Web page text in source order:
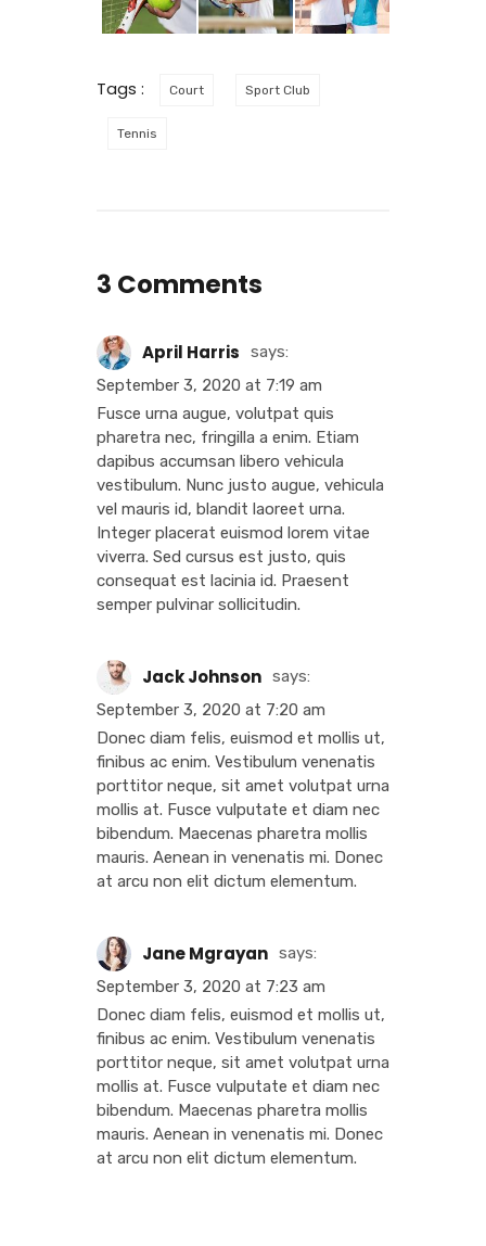
Tags : Court Sport Club
Tennis
3 Comments
April Harris
says:
September 3, 2020 at 7:19 am
Fusce urna augue, volutpat quis
pharetra nec, fringilla a enim. Etiam
dapibus accumsan libero vehicula
vestibulum. Nunc justo augue, vehicula
vel mauris id, blandit laoreet urna.
Integer placerat euismod lorem vitae
viverra. Sed cursus est justo, quis
consequat est lacinia id. Praesent
semper pulvinar sollicitudin.
Jack Johnson says:
September 3, 2020 at 7:20 am
Donec diam felis, euismod et mollis ut,
finibus ac enim. Vestibulum venenatis
porttitor neque, sit amet volutpat urna
mollis at. Fusce vulputate et diam nec
bibendum. Maecenas pharetra mollis
mauris. Aenean in venenatis mi. Donec
at arcu non elit dictum elementum.
Jane Mgrayan says:
September 3, 2020 at 7:23 am
Donec diam felis, euismod et mollis ut,
finibus ac enim. Vestibulum venenatis
porttitor neque, sit amet volutpat urna
mollis at. Fusce vulputate et diam nec
bibendum. Maecenas pharetra mollis
mauris. Aenean in venenatis mi. Donec
at arcu non elit dictum elementum.